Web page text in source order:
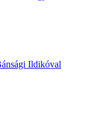
Ildikóval